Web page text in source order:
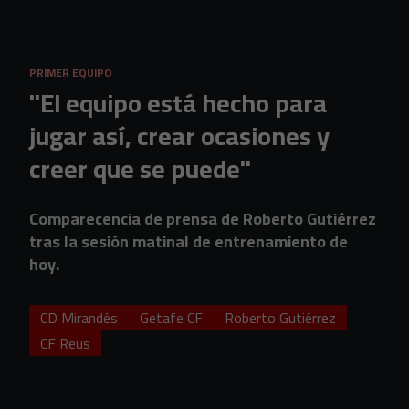
PRIMER EQUIPO
"El equipo está hecho para
jugar así, crear ocasiones y
creer que se puede"
Comparecencia de prensa de Roberto Gutiérrez
tras la sesión matinal de entrenamiento de
hoy.
CD Mirandés Getafe CF
Roberto Gutiérrez
CF Reus